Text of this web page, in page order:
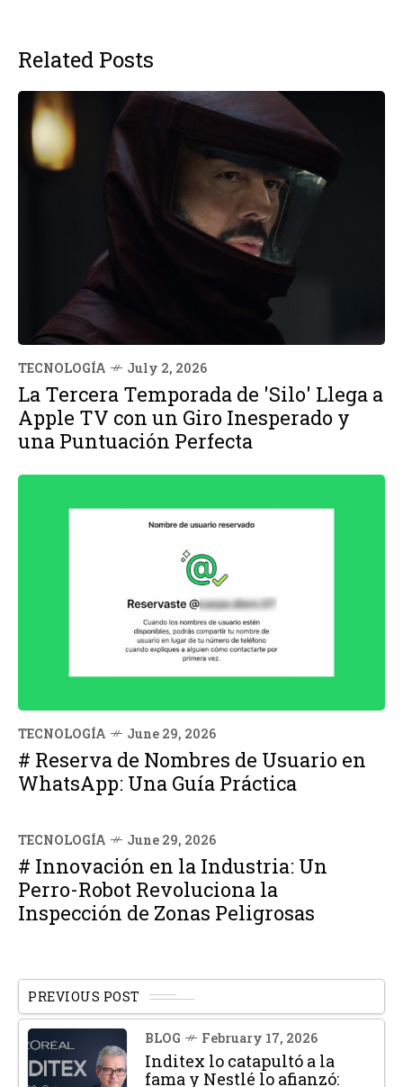
Related Posts
TECNOLOGÍA July 2, 2026
La Tercera Temporada de 'Silo' Llega a
Apple TV con un Giro Inesperado y
una Puntuación Perfecta
TECNOLOGÍA June 29, 2026
# Reserva de Nombres de Usuario en
WhatsApp: Una Guía Práctica
TECNOLOGÍA June 29, 2026
# Innovación en la Industria: Un
Perro-Robot Revoluciona la
Inspección de Zonas Peligrosas
PREVIOUS POST
BLOG February 17, 2026
Inditex lo catapultó a la
fama y Nestlé lo afianzó: